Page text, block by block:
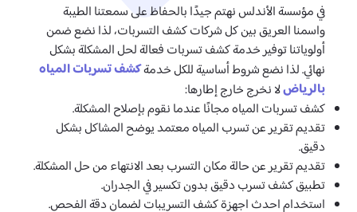
في مؤسسة الأندلس نهتم جيدًا بالحفاظ على سمعتنا الطيبة
واسمنا العريق بين كل شركات كشف التسربات، لذا نضع ضمن
أولوياتنا توفير خدمة كشف تسربات فعالة لحل المشكلة بشكل
نهائي. لذا نضع شروط أساسية للكل خدمةكشف تسربات المياه
بالرياضلا نخرج خارج إطارها:
كشف تسربات المياه مجانًا عندما نقوم بإصلاح المشكلة.
تقديم تقرير عن تسرب المياه معتمد يوضح المشاكل بشكل
دقيق.
تقديم تقرير عن حالة مكان التسرب بعد الانتهاء من حل المشكلة.
تطبيق كشف تسرب دقيق بدون تكسير في الجدران.
استخدام احدث اجهزة كشف التسريبات لضمان دقة الفحص.